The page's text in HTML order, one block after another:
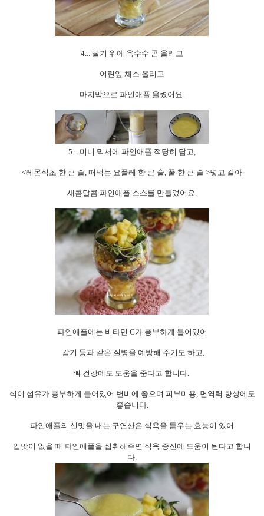
4... 딸기 위에 옥수수 콘 올리고
어린잎 채소 올리고
마지막으로 파인애플 올렸어요
5... 미니 믹서에 파인애플 적당히 담고
<레몬식초 한 큰 술 떠먹는 요플레 한 큰 술 꿀 한 큰 술 >넣고 갈아
새콤달콤 파인애플 소스를 만들었어요
파인애플에는 비타민 C가 풍부하게 들어있어
감기 등과 같은 질병을 예방해 주기도 하고
뼈 건강에도 도움을 준다고 합니다
식이 섬유가 풍부하게 들어있어 변비에 좋으며 피부미용 면역력 향상에도
좋습니다.
파인애플의 신맛을 내는 구연산은 식욕을 돋우는 효능이 있어
입맛이 없을 때 파인애플을 섭취해주면 식욕 증진에 도움이 된다고 합니
다